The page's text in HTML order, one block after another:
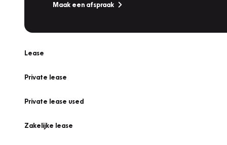
Maak een afspraak
Lease
Private lease
Private lease used
Zakelijke lease